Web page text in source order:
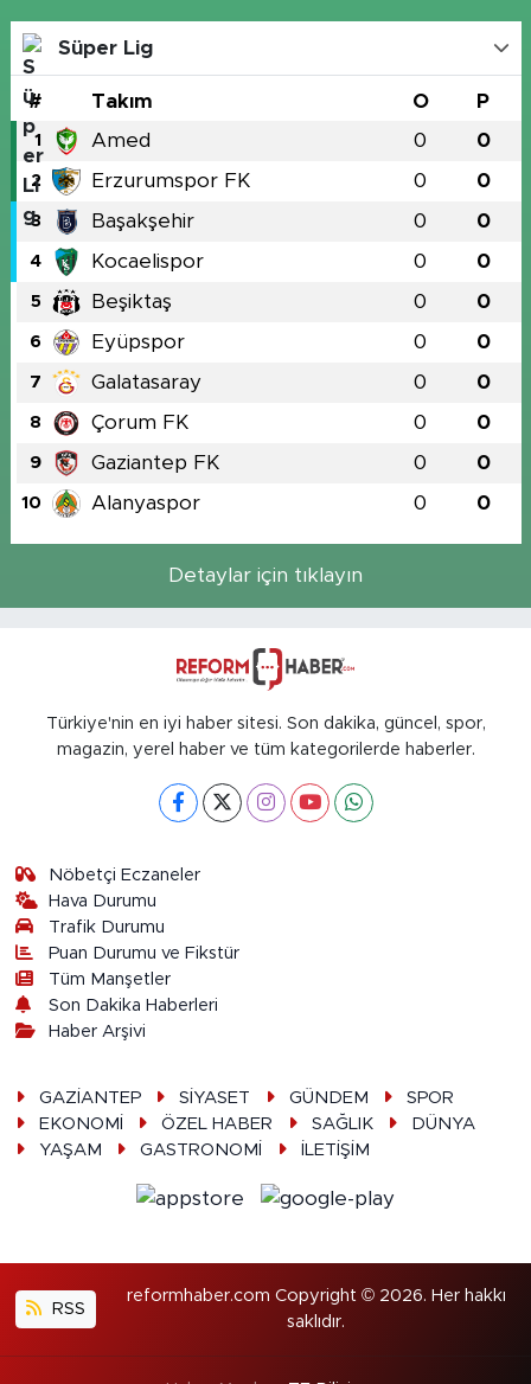
Süper Lig
# Takım O P
1 Amed 0 0
2 Erzurumspor FK 0 0
3 Başakşehir 0 0
4 Kocaelispor 0 0
5 Beşiktaş 0 0
6 Eyüpspor 0 0
7 Galatasaray 0 0
8 Çorum FK 0 0
9 Gaziantep FK 0 0
10 Alanyaspor 0 0
Detaylar için tıklayın
Türkiye'nin en iyi haber sitesi. Son dakika, güncel, spor,
magazin, yerel haber ve tüm kategorilerde haberler.
Nöbetçi Eczaneler
Hava Durumu
Trafik Durumu
Puan Durumu ve Fikstür
Tüm Manşetler
Son Dakika Haberleri
Haber Arşivi
GAZİANTEP SİYASET GÜNDEM
SPOR
EKONOMİ
ÖZEL HABER SAĞLIK
DÜNYA
YAŞAM
GASTRONOMİ İLETİŞİM
RSS
reformhaber.com Copyright © 2026. Her hakkı
saklıdır.